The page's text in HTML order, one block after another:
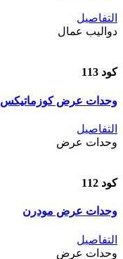
التفاصيل
دواليب عمال
كود 113
وحدات عرض كوزماتيكس
التفاصيل
وحدات عرض
كود 112
وحدات عرض مودرن
التفاصيل
وحدات عرض